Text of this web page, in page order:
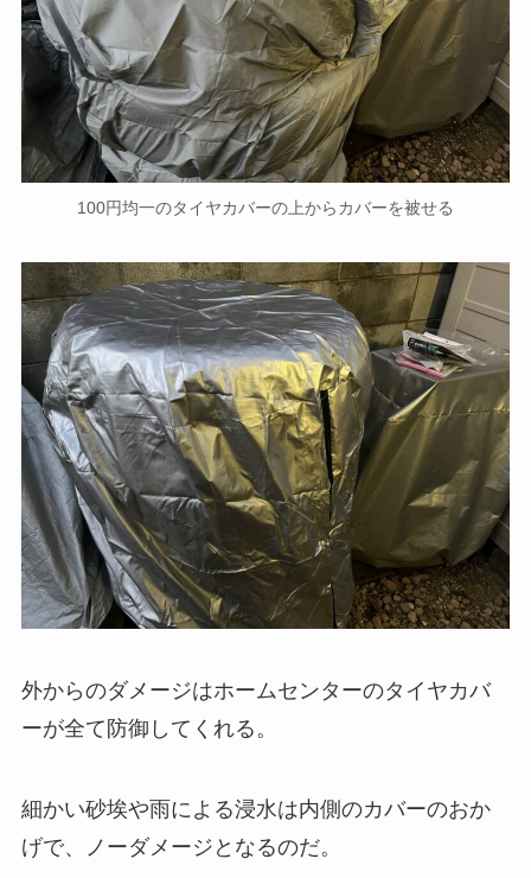
100円均一のタイヤカバーの上からカバーを被せる
外からのダメージはホームセンターのタイヤカバ
ーが全て防御してくれる。
細かい砂埃や雨による浸水は内側のカバーのおか
げで、ノーダメージとなるのだ。